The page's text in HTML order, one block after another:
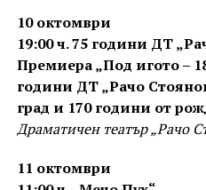
10 октомври
19:00 ч. 75 години ДТ
Премиера „Под игото –
години ДТ „Рачо
град и 170 години от
Драматичен театър „Рачо
11 октомври